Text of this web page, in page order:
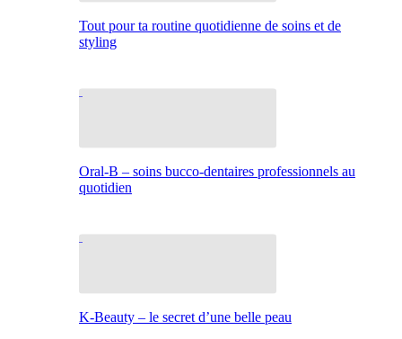
Tout pour ta routine quotidienne de soins et de
styling
Oral-B – soins bucco-dentaires professionnels au
quotidien
K-Beauty – le secret d’une belle peau